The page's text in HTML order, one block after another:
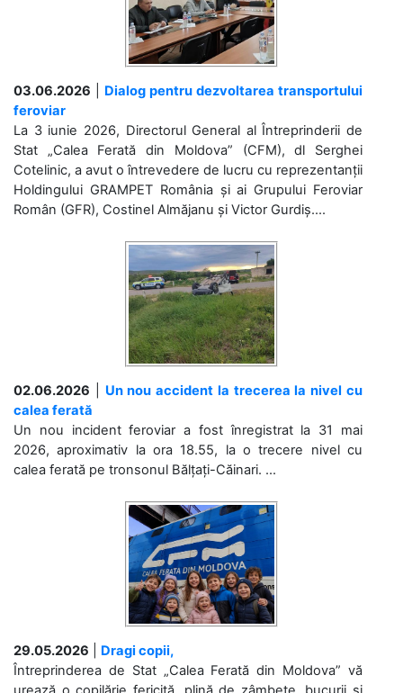
03.06.2026
Dialog pentru dezvoltarea transportului
feroviar
La 3 iunie 2026, Directorul General al Întreprinderii de
Stat „Calea Ferată din Moldova” (CFM), dl Serghei
Cotelinic, a avut o întrevedere de lucru cu reprezentanții
Holdingului GRAMPET România și ai Grupului Feroviar
Român (GFR), Costinel Almăjanu și Victor Gurdiș....
02.06.2026
Un nou accident la trecerea la nivel cu
calea ferată
Un nou incident feroviar a fost înregistrat la 31 mai
2026, aproximativ la ora 18.55, la o trecere nivel cu
calea ferată pe tronsonul Bălțați-Căinari. ...
29.05.2026
Dragi copii,
Întreprinderea de Stat „Calea Ferată din Moldova” vă